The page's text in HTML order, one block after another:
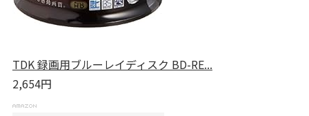
TDK 録画用ブルーレイディスク BD-RE...
2,654円